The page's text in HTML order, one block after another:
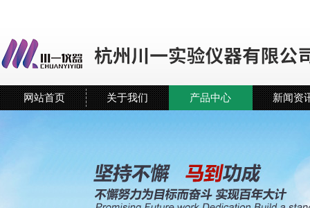
网站首页 关于我们 产品中心 新闻资